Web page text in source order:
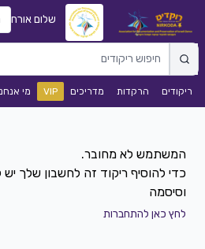
שלום אורח
ריקודים הרקדות מדריכים VIP מי
כדי להוסיף ריקוד זה לחשבון
וסיסמה
לחץ כאן להתחברות